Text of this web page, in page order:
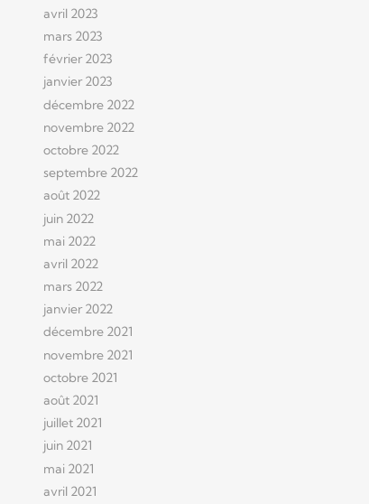
avril 2023
mars 2023
février 2023
janvier 2023
décembre 2022
novembre 2022
octobre 2022
septembre 2022
août 2022
juin 2022
mai 2022
avril 2022
mars 2022
janvier 2022
décembre 2021
novembre 2021
octobre 2021
août 2021
juillet 2021
juin 2021
mai 2021
avril 2021